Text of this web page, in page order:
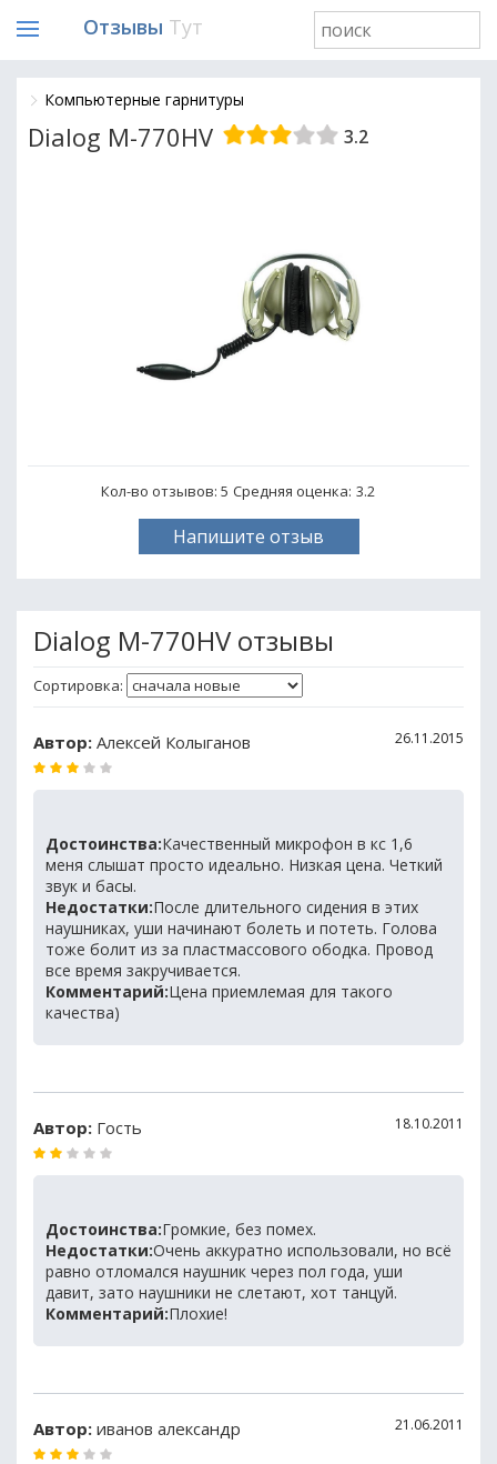
Отзывы Тут
Компьютерные гарнитуры
Dialog M-770HV 3.2
Кол-во отзывов: 5 Средняя оценка: 3.2
Напишите отзыв
Dialog M-770HV отзывы
Сортировка:
Автор: Алексей Колыганов 26.11.2015
Достоинства:Качественный микрофон в кс 1,6
меня слышат просто идеально. Низкая цена. Четкий
звук и басы.
Недостатки:После длительного сидения в этих
наушниках, уши начинают болеть и потеть. Голова
тоже болит из за пластмассового ободка. Провод
все время закручивается.
Комментарий:Цена приемлемая для такого
качества)
Автор: Гость 18.10.2011
Достоинства:Громкие, без помех.
Недостатки:Очень аккуратно использовали, но всё
равно отломался наушник через пол года, уши
давит, зато наушники не слетают, хот танцуй.
Комментарий:Плохие!
Автор: иванов александр 21.06.2011